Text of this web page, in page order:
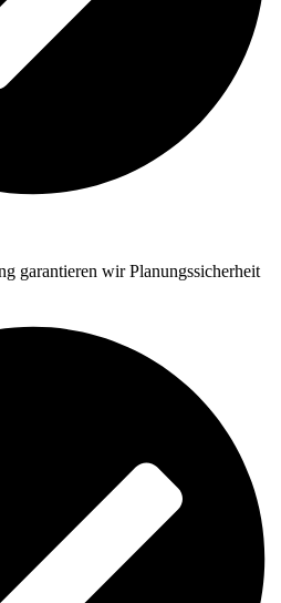
garantieren wir Planungssicherheit